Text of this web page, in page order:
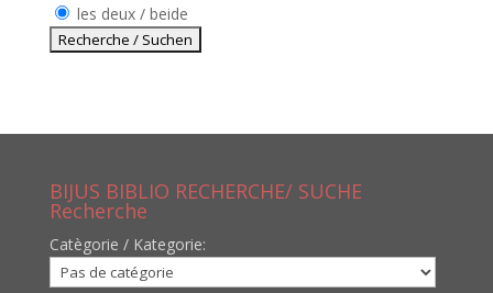
les deux / beide
BIJUS BIBLIO RECHERCHE/ SUCHE
Recherche
Catègorie / Kategorie: